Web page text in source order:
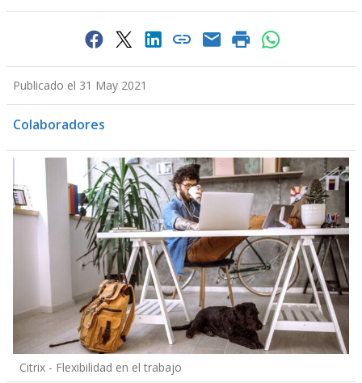
Publicado el 31 May 2021
Colaboradores
Citrix - Flexibilidad en el trabajo